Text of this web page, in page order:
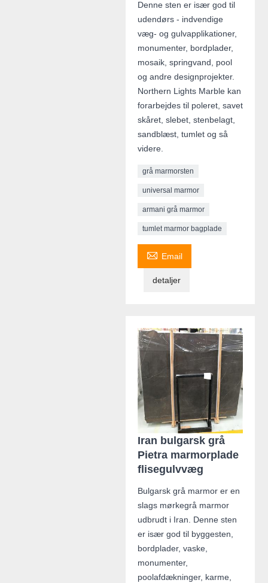
Denne sten er især god til
udendørs - indvendige
væg- og gulvapplikationer,
monumenter, bordplader,
mosaik, springvand, pool
og andre designprojekter.
Northern Lights Marble kan
forarbejdes til poleret, savet
skåret, slebet, stenbelagt,
sandblæst, tumlet og så
videre.
grå marmorsten
universal marmor
armani grå marmor
tumlet marmor bagplade
 Email
detaljer
Iran bulgarsk grå
Pietra marmorplade
flisegulvvæg
Bulgarsk grå marmor er en
slags mørkegrå marmor
udbrudt i Iran. Denne sten
er især god til byggesten,
bordplader, vaske,
monumenter,
poolafdækninger, karme,